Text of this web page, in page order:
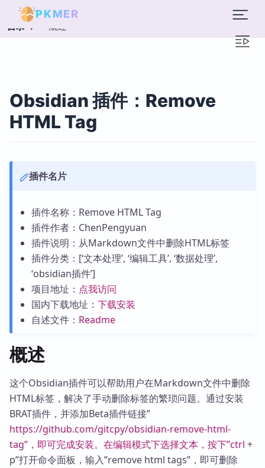
PKMER
目录 概述
Obsidian 插件：Remove
HTML Tag
插件名片
插件名称：Remove HTML Tag
插件作者：ChenPengyuan
插件说明：从Markdown文件中删除HTML标签
插件分类：[‘文本处理’, ‘编辑工具’, ‘数据处理’,
‘obsidian插件’]
项目地址： 点我访问
国内下载地址： 下载安装
自述文件： Readme
概述
这个Obsidian插件可以帮助用户在Markdown文件中删除
HTML标签，解决了手动删除标签的繁琐问题。通过安装
BRAT插件，并添加Beta插件链接”
https://github.com/gitcpy/obsidian-remove-html-
tag”，即可完成安装。在编辑模式下选择文本，按下”ctrl +
p”打开命令面板，输入”remove html tags”，即可删除